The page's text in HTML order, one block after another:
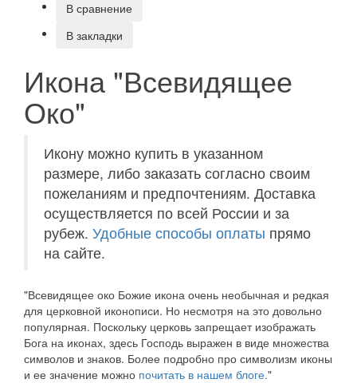
В сравнение
В закладки
Икона "Всевидящее
Око"
Икону можно купить в указанном
размере, либо заказать согласно своим
пожеланиям и предпочтениям. Доставка
осуществляется по всей России и за
рубеж. Удобные способы оплаты прямо
на сайте.
"Всевидящее око Божие икона очень необычная и редкая
для церковной иконописи. Но несмотря на это довольно
популярная. Поскольку церковь запрещает изображать
Бога на иконах, здесь Господь выражен в виде множества
символов и знаков. Более подробно про символизм иконы
и ее значение можно почитать в нашем блоге."